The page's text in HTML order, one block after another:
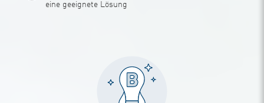
eine geeignete Lösung